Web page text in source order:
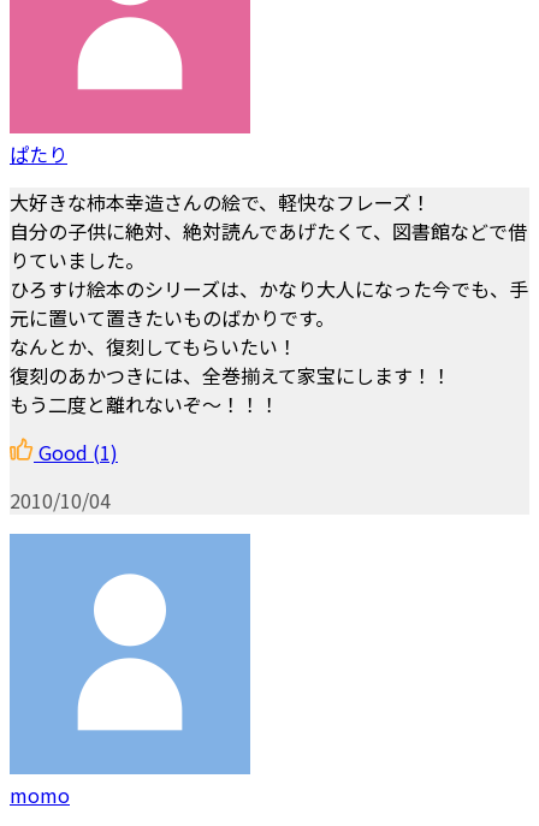
ぱたり
大好きな柿本幸造さんの絵で、軽快なフレーズ！
自分の子供に絶対、絶対読んであげたくて、図書館などで借
りていました。
ひろすけ絵本のシリーズは、かなり大人になった今でも、手
元に置いて置きたいものばかりです。
なんとか、復刻してもらいたい！
復刻のあかつきには、全巻揃えて家宝にします！！
もう二度と離れないぞ～！！！
Good (1)
2010/10/04
momo